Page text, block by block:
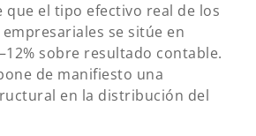
que el tipo efectivo real de los
se sitúe en
sobre resultado contable.
de manifiesto una
en la distribución del